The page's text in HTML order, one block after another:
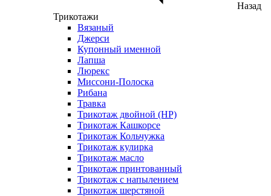
Назад
Трикотажи
Вязаный
Джерси
Купонный именной
Лапша
Люрекс
Миссони-Полоска
Рибана
Травка
Трикотаж двойной (НР)
Трикотаж Кашкорсе
Трикотаж Кольчужка
Трикотаж кулирка
Трикотаж масло
Трикотаж принтованный
Трикотаж с напылением
Трикотаж шерстяной